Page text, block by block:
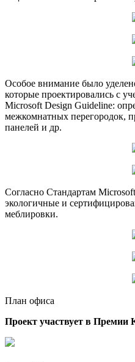
Особое внимание было
которые проектировались с
Microsoft Design Guideline:
межкомнатных перегородок,
панелей и др.
Согласно Стандартам
экологичные и
меблировки.
План офиса
Проект участвует в Премии